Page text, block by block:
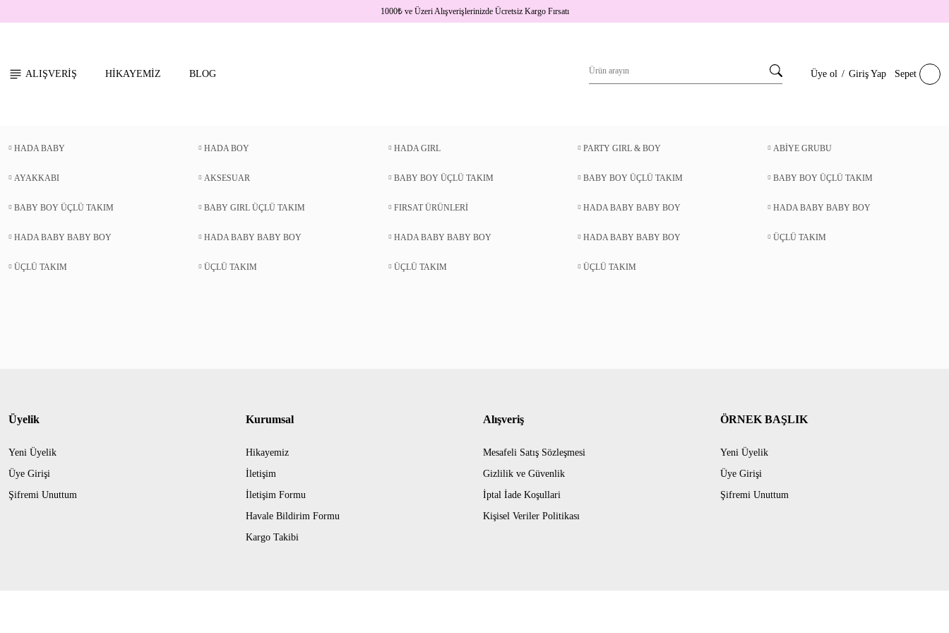
1000₺ve Üzeri Alışverişlerinizde Ücretsiz Kargo Fırsatı
ALIŞVERİŞ HİKAYEMİZ BLOG Üye ol / Giriş Yap Sepet
HADA BABY HADA BOY HADA GIRL PARTY GIRL & BOY ABİYE GRUBU
AYAKKABI AKSESUAR BABY BOY ÜÇLÜ TAKIM BABY BOY ÜÇLÜ TAKIM BABY BOY ÜÇLÜ TAKIM
BABY BOY ÜÇLÜ TAKIM BABY GIRL ÜÇLÜ TAKIM FIRSAT ÜRÜNLERİ HADA BABY BABY BOY HADA BABY BABY BOY
HADA BABY BABY BOY HADA BABY BABY BOY HADA BABY BABY BOY HADA BABY BABY BOY ÜÇLÜ TAKIM
ÜÇLÜ TAKIM ÜÇLÜ TAKIM ÜÇLÜ TAKIM ÜÇLÜ TAKIM
Üyelik
Yeni Üyelik
Üye Girişi
Şifremi Unuttum
Kurumsal
Hikayemiz
İletişim
İletişim Formu
Havale Bildirim Formu
Kargo Takibi
Alışveriş
Mesafeli Satış Sözleşmesi
Gizlilik ve Güvenlik
İptal İade Koşullari
Kişisel Veriler Politikası
ÖRNEK BAŞLIK
Yeni Üyelik
Üye Girişi
Şifremi Unuttum